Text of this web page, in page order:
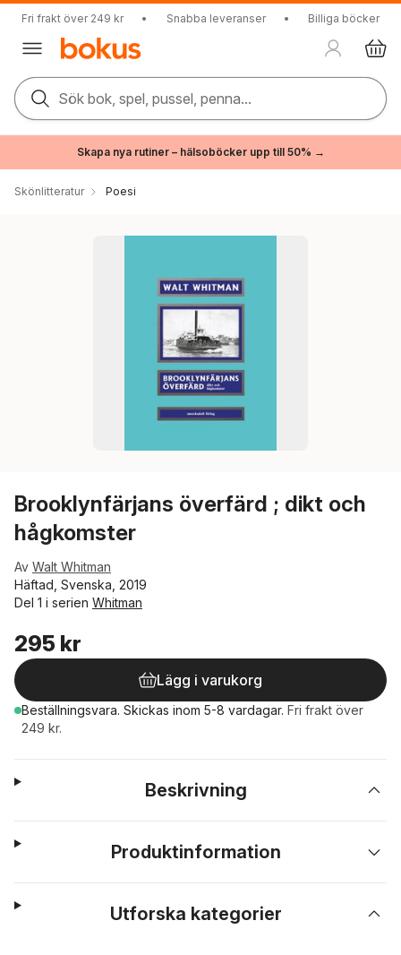
Fri frakt över 249 kr • Snabba leveranser • Billiga böcker
Sök bok, spel, pussel, penna...
Skapa nya rutiner – hälsoböcker upp till 50% →
Skönlitteratur Poesi
Brooklynfärjans överfärd ; dikt och
hågkomster
Av Walt Whitman
Häftad, Svenska, 2019
Del 1 i serien Whitman
295 kr
Lägg i varukorg
Beställningsvara. Skickas inom 5-8 vardagar. Fri frakt över
249 kr.
Beskrivning
Produktinformation
Utforska kategorier